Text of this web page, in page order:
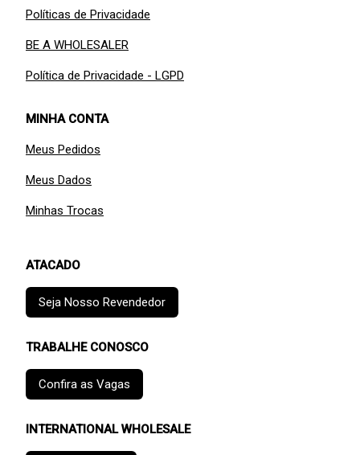
Políticas de Privacidade
BE A WHOLESALER
Política de Privacidade - LGPD
MINHA CONTA
Meus Pedidos
Meus Dados
Minhas Trocas
ATACADO
Seja Nosso Revendedor
TRABALHE CONOSCO
Confira as Vagas
INTERNATIONAL WHOLESALE